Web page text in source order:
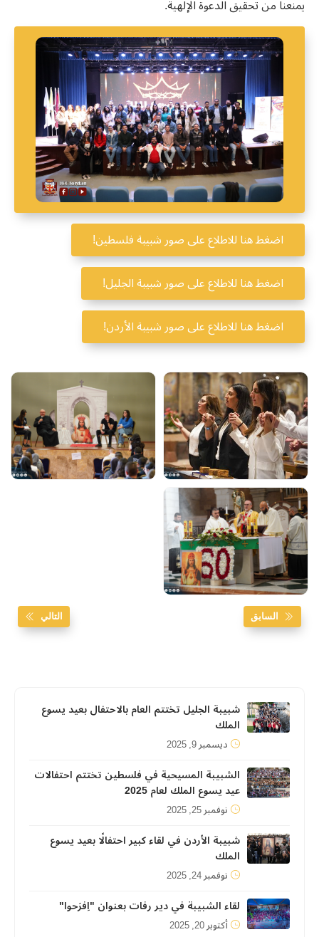
يمنعنا من تحقيق الدعوة الإلهية.
اضغط هنا للاطلاع على صور شبيبة فلسطين!
اضغط هنا للاطلاع على صور شبيبة الجليل!
اضغط هنا للاطلاع على صور شبيبة الأردن!
السابق التالي
شبيبة الجليل تختتم العام بالاحتفال بعيد يسوع
الملك
ديسمبر 9, 2025
الشبيبة المسيحية في فلسطين تختتم احتفالات
عيد يسوع الملك لعام 2025
نوفمبر 25, 2025
شبيبة الأردن في لقاء كبير احتفالًا بعيد يسوع
الملك
نوفمبر 24, 2025
لقاء الشبيبة في دير رفات بعنوان "اِفرَحوا"
أكتوبر 20, 2025